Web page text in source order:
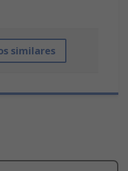
similares